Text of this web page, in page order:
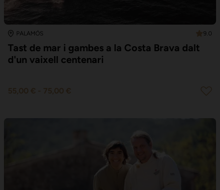
PALAMÓS 9.0
Tast de mar i gambes a la Costa Brava dalt
d'un vaixell centenari